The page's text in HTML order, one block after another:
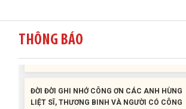
THÔNG BÁO
chấm đọc tiếng Anh cho con đoàn viên, người
lao động khó khăn trước khai...
VỚI CÁCH MẠNG!